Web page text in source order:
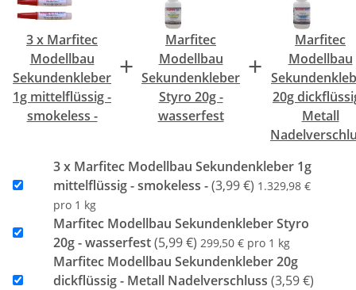
3 x Marfitec
Modellbau
Sekundenkleber
1g mittelflüssig -
smokeless -
+
Marfitec
Modellbau
Sekundenkleber
Styro 20g -
wasserfest
+
Marfitec
Modellbau
20g
Metall
3 x Marfitec Modellbau Sekundenkleber 1g
mittelflüssig - smokeless -(3,99 €) 1.329,98 €
pro 1 kg
Marfitec Modellbau Sekundenkleber Styro
20g - wasserfest(5,99 €) 299,50 € pro 1 kg
Marfitec Modellbau Sekundenkleber 20g
dickflüssig - Metall Nadelverschluss (3,59 €)